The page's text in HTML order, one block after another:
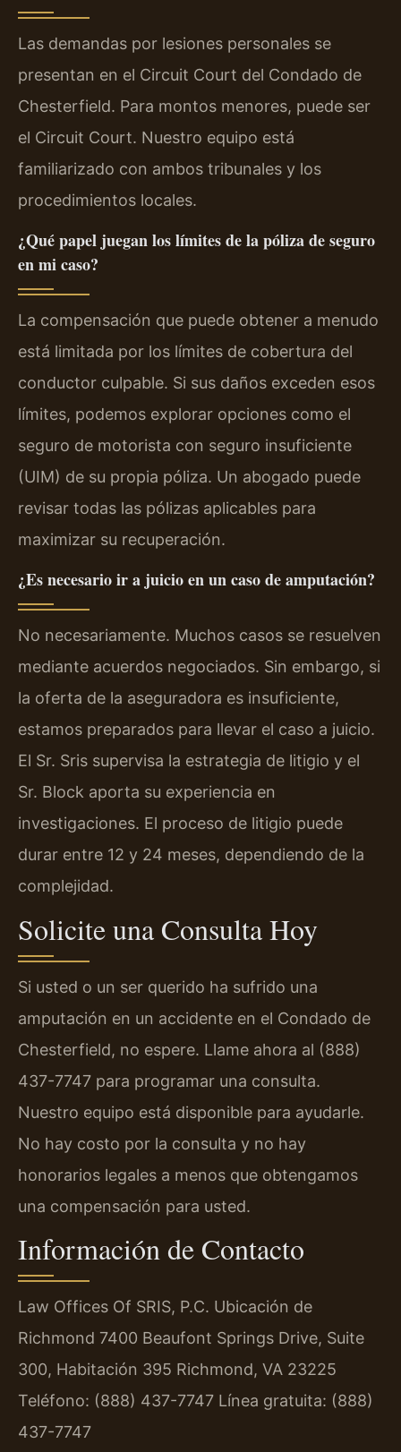
Las demandas por lesiones personales se
presentan en el Circuit Court del Condado de
Chesterfield. Para montos menores, puede ser
el Circuit Court. Nuestro equipo está
familiarizado con ambos tribunales y los
procedimientos locales.
¿Qué papel juegan los límites de la póliza de seguro
en mi caso?
La compensación que puede obtener a menudo
está limitada por los límites de cobertura del
conductor culpable. Si sus daños exceden esos
límites, podemos explorar opciones como el
seguro de motorista con seguro insuficiente
(UIM) de su propia póliza. Un abogado puede
revisar todas las pólizas aplicables para
maximizar su recuperación.
¿Es necesario ir a juicio en un caso de amputación?
No necesariamente. Muchos casos se resuelven
mediante acuerdos negociados. Sin embargo, si
la oferta de la aseguradora es insuficiente,
estamos preparados para llevar el caso a juicio.
El Sr. Sris supervisa la estrategia de litigio y el
Sr. Block aporta su experiencia en
investigaciones. El proceso de litigio puede
durar entre 12 y 24 meses, dependiendo de la
complejidad.
Solicite una Consulta Hoy
Si usted o un ser querido ha sufrido una
amputación en un accidente en el Condado de
Chesterfield, no espere. Llame ahora al (888)
437-7747 para programar una consulta.
Nuestro equipo está disponible para ayudarle.
No hay costo por la consulta y no hay
honorarios legales a menos que obtengamos
una compensación para usted.
Información de Contacto
Law Offices Of SRIS, P.C. Ubicación de
Richmond 7400 Beaufont Springs Drive, Suite
300, Habitación 395 Richmond, VA 23225
Teléfono: (888) 437-7747 Línea gratuita: (888)
437-7747